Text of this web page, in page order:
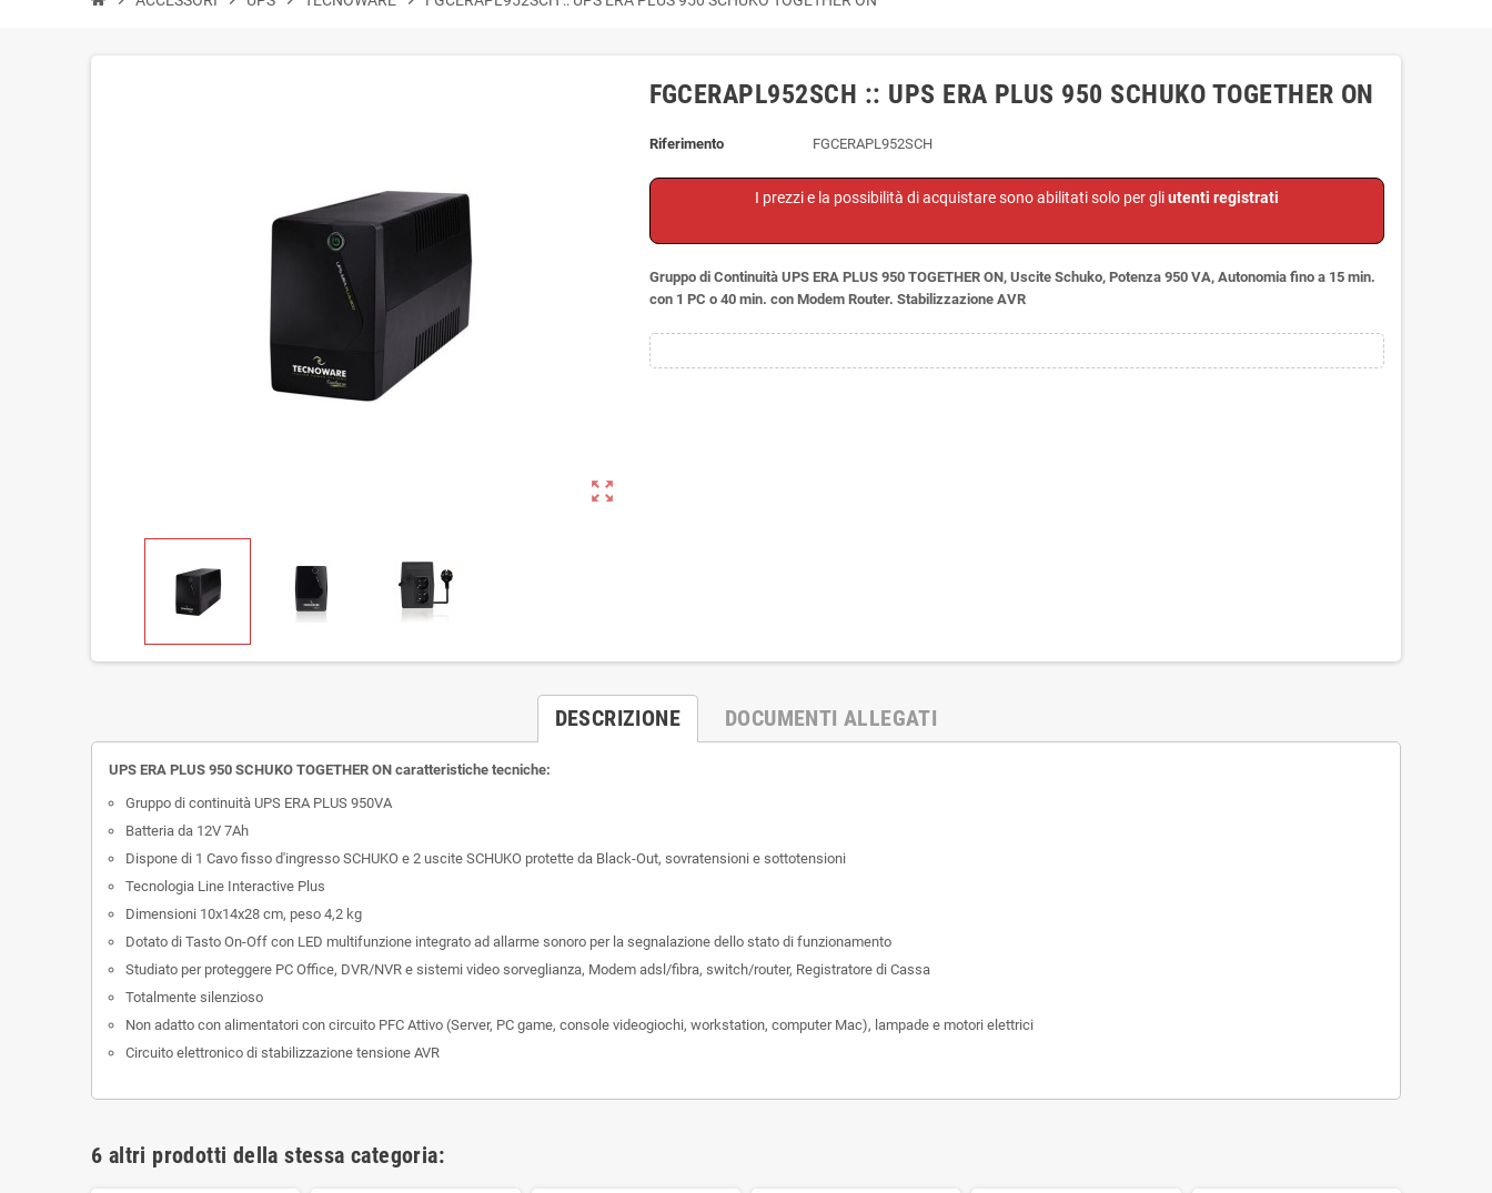
zoom_out_map
FGCERAPL952SCH :: UPS ERA PLUS 950 SCHUKO TOGETHER ON
Riferimento FGCERAPL952SCH
I prezzi e la possibilità di acquistare sono abilitati solo per gliutenti registrati
Gruppo di Continuità UPS ERA PLUS 950 TOGETHER ON, Uscite Schuko, Potenza 950 VA, Autonomia fino a 15 min.
con 1 PC o 40 min. con Modem Router. Stabilizzazione AVR
DESCRIZIONE DOCUMENTI ALLEGATI
UPS ERA PLUS 950 SCHUKO TOGETHER ON caratteristiche tecniche:
Gruppo di continuità UPS ERA PLUS 950VA
Batteria da 12V 7Ah
Dispone di 1 Cavo fisso d'ingresso SCHUKO e 2 uscite SCHUKO protette da Black-Out, sovratensioni e sottotensioni
Tecnologia Line Interactive Plus
Dimensioni 10x14x28 cm, peso 4,2 kg
Dotato di Tasto On-Off con LED multifunzione integrato ad allarme sonoro per la segnalazione dello stato di funzionamento
Studiato per proteggere PC Office, DVR/NVR e sistemi video sorveglianza, Modem adsl/fibra, switch/router, Registratore di Cassa
Totalmente silenzioso
Non adatto con alimentatori con circuito PFC Attivo (Server, PC game, console videogiochi, workstation, computer Mac), lampade e motori elettrici
Circuito elettronico di stabilizzazione tensione AVR
6 altri prodotti della stessa categoria: